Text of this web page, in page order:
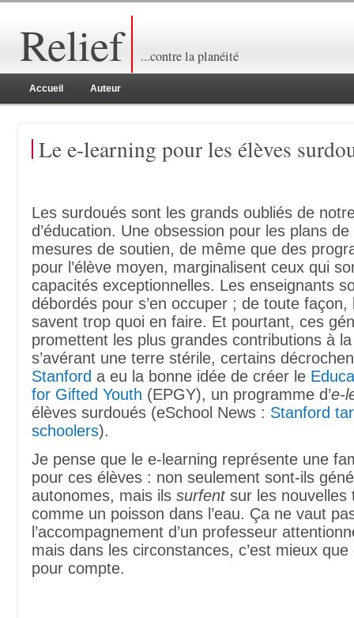
Relief ...contre la planéité
Accueil Auteur
Le e-learning pour les élèves
Les surdoués sont les grands oubliés de
d’éducation. Une obsession pour les plans
mesures de soutien, de même que des
pour l’élève moyen, marginalisent ceux qui
capacités exceptionnelles. Les enseignants
débordés pour s’en occuper ; de toute façon,
savent trop quoi en faire. Et pourtant, ces
promettent les plus grandes contributions à la
s’avérant une terre stérile, certains
Stanford a eu la bonne idée de créer le
for Gifted Youth (EPGY), un programme d’e-
élèves surdoués (eSchool News : Stanford
schoolers).
Je pense que le e-learning représente une
pour ces élèves : non seulement sont-ils
autonomes, mais ils surfentsur les nouvelles
comme un poisson dans l’eau. Ça ne vaut
l’accompagnement d’un professeur
mais dans les circonstances, c’est mieux
pour compte.